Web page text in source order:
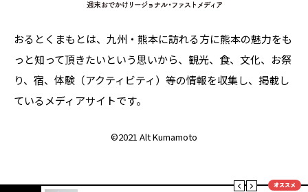
おるとくまもとは、九州・熊本に訪れる方に熊本の魅力をも
っと知って頂きたいという思いから、観光、食、文化、お祭
り、宿、体験（アクティビティ）等の情報を収集し、掲載し
ているメディアサイトです。
©2021 Alt Kumamoto
オススメ